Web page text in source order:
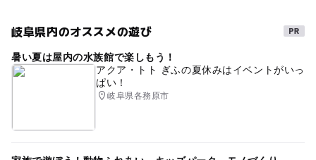
予約必要
最終応募締切 2025-3-26(水)
タグ
#親子で楽しめる 0歳児赤ちゃんおでかけ
産後ママのリフレッシュ
岐阜県内のオススメの遊び
暑い夏は屋内の水族館で楽しもう！
アクア・トト ぎふの夏休みはイベントがいっ
ぱい！
岐阜県各務原市